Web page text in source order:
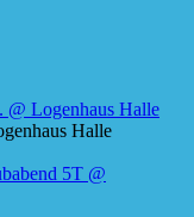
@ Logenhaus Halle
Halle